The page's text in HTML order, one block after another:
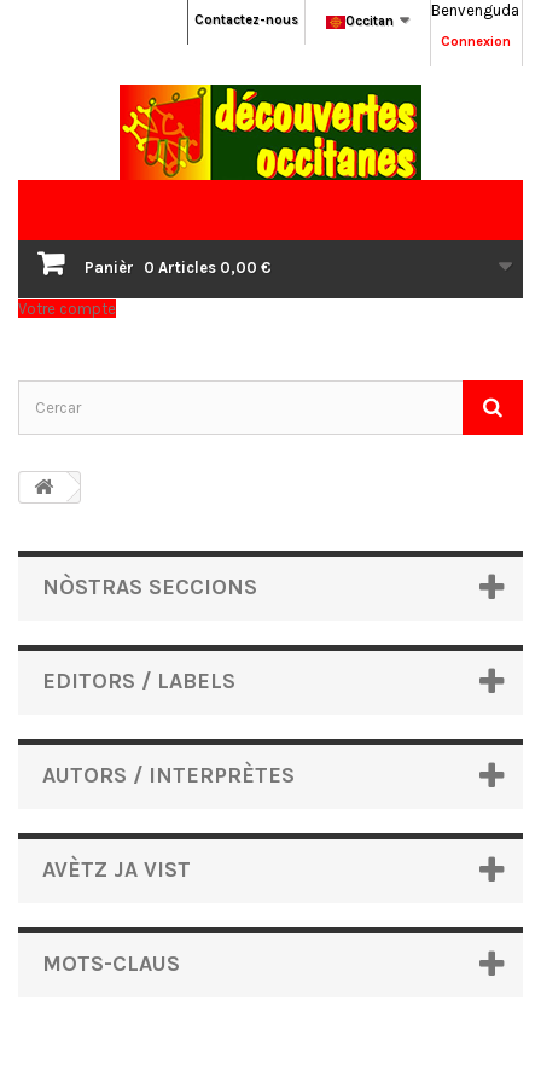
Benvenguda
Connexion
Occitan
Contactez-nous
Panièr 0 Articles 0,00 €
Votre compte
NÒSTRAS SECCIONS
EDITORS / LABELS
AUTORS / INTERPRÈTES
AVÈTZ JA VIST
MOTS-CLAUS